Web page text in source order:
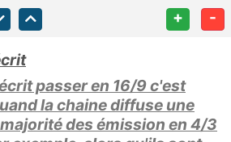
+ -
passer en 16/9 c'est
la chaine diffuse une
des émission en 4/3